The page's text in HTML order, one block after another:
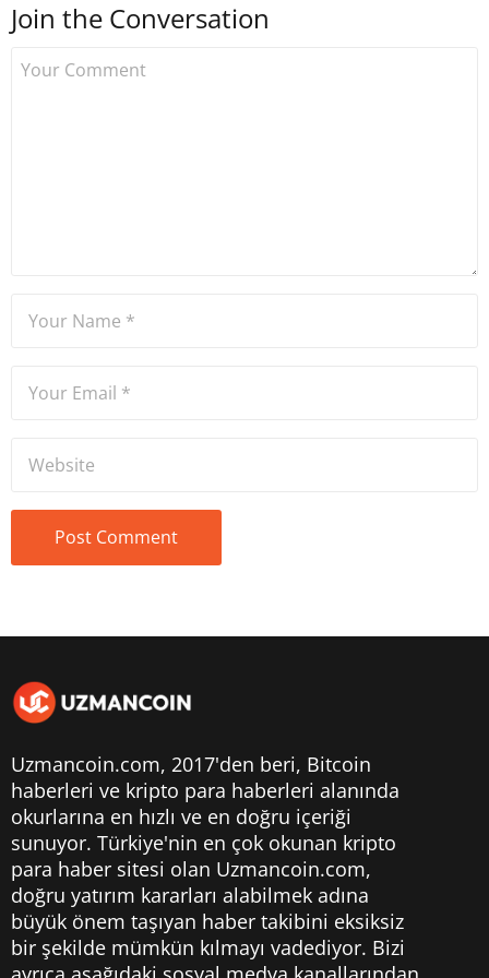
Join the Conversation
Uzmancoin.com, 2017'den beri, Bitcoin
haberleri ve kripto para haberleri alanında
okurlarına en hızlı ve en doğru içeriği
sunuyor. Türkiye'nin en çok okunan kripto
para haber sitesi olan Uzmancoin.com,
doğru yatırım kararları alabilmek adına
büyük önem taşıyan haber takibini eksiksiz
bir şekilde mümkün kılmayı vadediyor. Bizi